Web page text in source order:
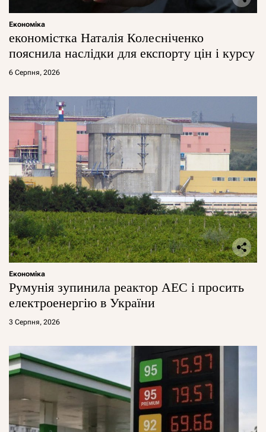
Економіка
економістка Наталія Колесніченко
пояснила наслідки для експорту цін і курсу
6 Серпня, 2026
Економіка
Румунія зупинила реактор АЕС і просить
електроенергію в України
3 Серпня, 2026